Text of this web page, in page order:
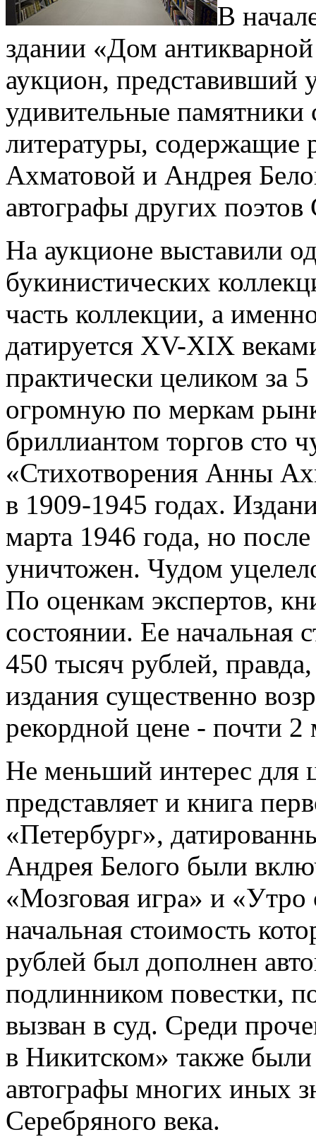
В
здании «Дом
аукцион, представивший
удивительные памятники
литературы, содержащие
Ахматовой и Андрея
автографы других поэтов
На аукционе выставили
букинистических
часть коллекции, а
датируется XV-XIX
практически целиком за
огромную по меркам
бриллиантом торгов сто
«Стихотворения Анны
в 1909-1945 годах.
марта 1946 года, но
уничтожен. Чудом
По оценкам экспертов,
состоянии. Ее начальная
450 тысяч рублей,
издания существенно
рекордной цене - почти 2
Не меньший интерес для
представляет и книга
«Петербург»,
Андрея Белого были
«Мозговая игра» и «Утро
начальная стоимость
рублей был дополнен
подлинником повестки,
вызван в суд. Среди
в Никитском» также
автографы многих иных
Серебряного века.